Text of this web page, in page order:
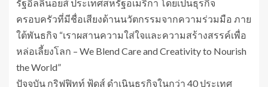
รัฐอิลลินอยส์ ประเทศสหรัฐอเมริกา โดยเป็นธุรกิจ
ครอบครัวที่มีชื่อเสียงด้านนวัตกรรมจากความร่วมมือ ภาย
ใต้พันธกิจ “เราผสานความใส่ใจและความสร้างสรรค์เพื่อ
หล่อเลี้ยงโลก – We Blend Care and Creativity to Nourish
the World”
ปัจจุบัน กริฟฟิทท์ ฟู้ดส์ ดำเนินธุรกิจในกว่า 40 ประเทศ